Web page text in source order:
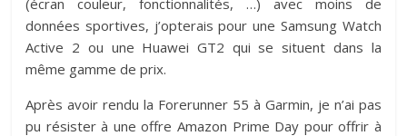
données sportives, j’opterais pour une Samsung Watch
Active 2 ou une Huawei GT2 qui se situent dans la
même gamme de prix.
Après avoir rendu la Forerunner 55 à Garmin, je n’ai pas
pu résister à une offre Amazon Prime Day pour offrir à